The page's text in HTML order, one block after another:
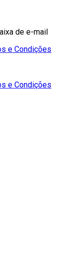
de e-mail
e Condições
e Condições